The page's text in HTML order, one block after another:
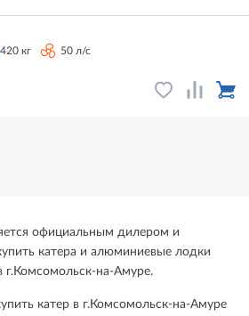
420 кг 50 л/с
официальным дилером и
катера и алюминиевые лодки
г.Комсомольск-на-Амуре.
катер в г.Комсомольск-на-Амуре